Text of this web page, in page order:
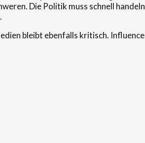
Die Politik muss schnell
bleibt ebenfalls kritisch.